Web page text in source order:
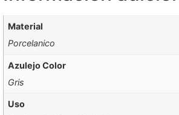
Material
Porcelanico
Azulejo Color
Gris
Uso